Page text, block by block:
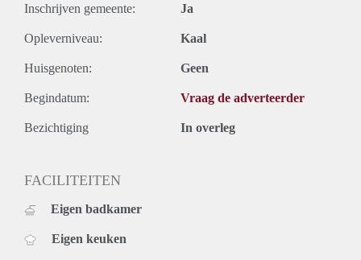
Inschrijven gemeente: Ja
Opleverniveau: Kaal
Huisgenoten: Geen
Begindatum: Vraag de adverteerder
Bezichtiging In overleg
FACILITEITEN
Eigen badkamer
Eigen keuken